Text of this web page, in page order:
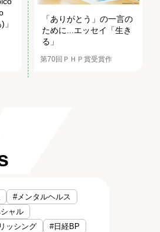
「ありがとう」の一言の
ために...エッセイ「生き
る」
第70回ＰＨＰ賞受賞作
#メンタルヘルス
ャル
ッシング
#日経BP